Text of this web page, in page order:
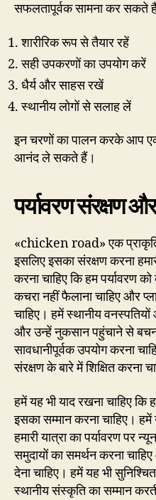
सफलतापूर्वक सामना कर सकते
शारीरिक रूप से तैयार रहें
सही उपकरणों का उपयोग करें
धैर्य और साहस रखें
स्थानीय लोगों से सलाह लें
इन चरणों का पालन करके आप
आनंद ले सकते हैं।
पर्यावरण संरक्षण
«chicken road» एक
इसलिए इसका संरक्षण करना
करना चाहिए कि हम पर्यावरण
कचरा नहीं फैलाना चाहिए और
चाहिए। हमें स्थानीय
और उन्हें नुकसान पहुंचाने से
सावधानीपूर्वक उपयोग करना
संरक्षण के बारे में शिक्षित करना
हमें यह भी याद रखना चाहिए
इसका सम्मान करना चाहिए। हमें
हमारी यात्रा का पर्यावरण पर
समुदायों का समर्थन करना
देना चाहिए। हमें यह भी
स्थानीय संस्कृति का सम्मान